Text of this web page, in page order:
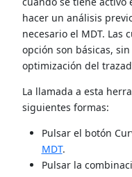
hacer un análisis
necesario el MDT. Las
opción son básicas,
optimización del
La llamada a esta
siguientes formas:
Pulsar el botón
MDT.
Pulsar la